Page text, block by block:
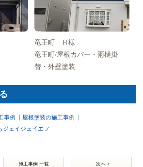
竜王町 Ｈ様
竜王町/屋根カバー・雨樋掛
替・外壁塗装
事例
屋根塗装の施工事例
ジェイジェイエフ
施工事例 一覧 次へ >